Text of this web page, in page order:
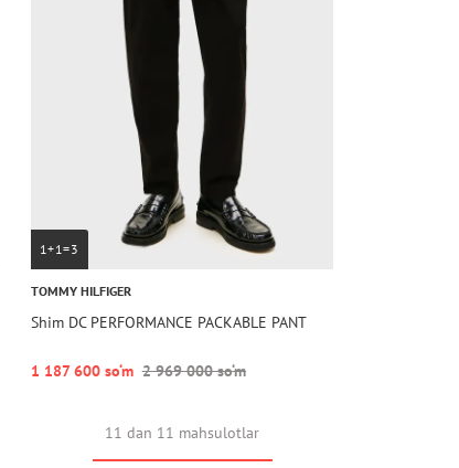
1+1=3
TOMMY HILFIGER
Shim DC PERFORMANCE PACKABLE PANT
1 187 600 so‘m 2 969 000 so‘m
11 dan 11 mahsulotlar